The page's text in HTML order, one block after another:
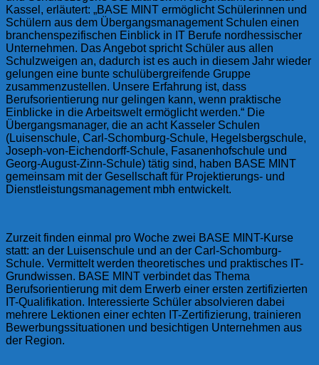
Kassel, erläutert: „BASE MINT ermöglicht Schülerinnen und
Schülern aus dem Übergangsmanagement Schulen einen
branchenspezifischen Einblick in IT Berufe nordhessischer
Unternehmen. Das Angebot spricht Schüler aus allen
Schulzweigen an, dadurch ist es auch in diesem Jahr wieder
gelungen eine bunte schulübergreifende Gruppe
zusammenzustellen. Unsere Erfahrung ist, dass
Berufsorientierung nur gelingen kann, wenn praktische
Einblicke in die Arbeitswelt ermöglicht werden.“ Die
Übergangsmanager, die an acht Kasseler Schulen
(Luisenschule, Carl-Schomburg-Schule, Hegelsbergschule,
Joseph-von-Eichendorff-Schule, Fasanenhofschule und
Georg-August-Zinn-Schule) tätig sind, haben BASE MINT
gemeinsam mit der Gesellschaft für Projektierungs- und
Dienstleistungsmanagement mbh entwickelt.
Zurzeit finden einmal pro Woche zwei BASE MINT-Kurse
statt: an der Luisenschule und an der Carl-Schomburg-
Schule. Vermittelt werden theoretisches und praktisches IT-
Grundwissen. BASE MINT verbindet das Thema
Berufsorientierung mit dem Erwerb einer ersten zertifizierten
IT-Qualifikation. Interessierte Schüler absolvieren dabei
mehrere Lektionen einer echten IT-Zertifizierung, trainieren
Bewerbungssituationen und besichtigen Unternehmen aus
der Region.